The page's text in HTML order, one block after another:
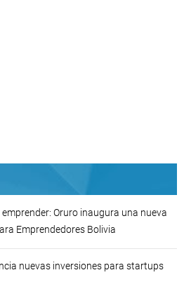
Oruro inaugura una nueva
Emprendedores Bolivia
nuevas inversiones para startups